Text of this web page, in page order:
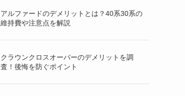
アルファードのデメリットとは？40系30系の
維持費や注意点を解説
クラウンクロスオーバーのデメリットを調
査！後悔を防ぐポイント